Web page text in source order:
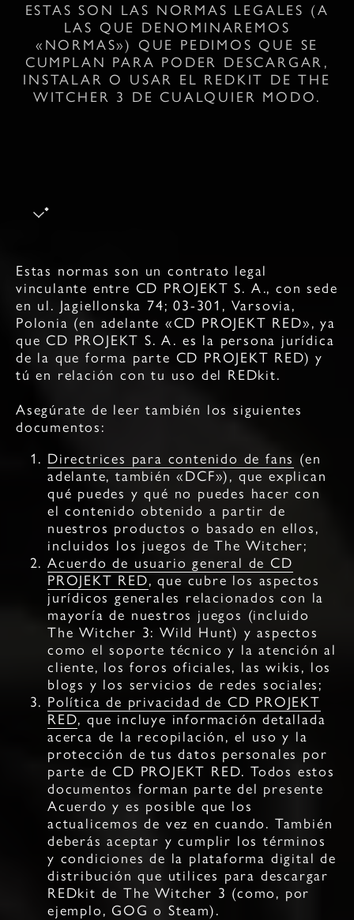
ESTAS SON LAS NORMAS LEGALES (A
LAS QUE DENOMINAREMOS
«NORMAS») QUE PEDIMOS QUE SE
CUMPLAN PARA PODER DESCARGAR,
INSTALAR O USAR EL REDKIT DE THE
WITCHER 3 DE CUALQUIER MODO.
Estas normas son un contrato legal
vinculante entre CD PROJEKT S. A., con sede
en ul. Jagiellonska 74; 03-301, Varsovia,
Polonia (en adelante «CD PROJEKT RED», ya
que CD PROJEKT S. A. es la persona jurídica
de la que forma parte CD PROJEKT RED) y
tú en relación con tu uso del REDkit.
Asegúrate de leer también los siguientes
documentos:
Directrices para contenido de fans (en
adelante, también «DCF»), que explican
qué puedes y qué no puedes hacer con
el contenido obtenido a partir de
nuestros productos o basado en ellos,
incluidos los juegos de The Witcher;
Acuerdo de usuario general de CD
PROJEKT RED, que cubre los aspectos
jurídicos generales relacionados con la
mayoría de nuestros juegos (incluido
The Witcher 3: Wild Hunt) y aspectos
como el soporte técnico y la atención al
cliente, los foros oficiales, las wikis, los
blogs y los servicios de redes sociales;
Política de privacidad de CD PROJEKT
RED, que incluye información detallada
acerca de la recopilación, el uso y la
protección de tus datos personales por
parte de CD PROJEKT RED. Todos estos
documentos forman parte del presente
Acuerdo y es posible que los
actualicemos de vez en cuando. También
deberás aceptar y cumplir los términos
y condiciones de la plataforma digital de
distribución que utilices para descargar
REDkit de The Witcher 3 (como, por
ejemplo, GOG o Steam).